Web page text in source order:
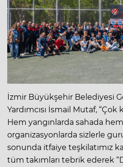
İzmir Büyükşehir Belediyesi
Yardımcısı İsmail Mutaf,
Hem yangınlarda sahada
organizasyonlarda sizlerle
sonunda itfaiye teşkilatımız
tüm takımları tebrik ederek